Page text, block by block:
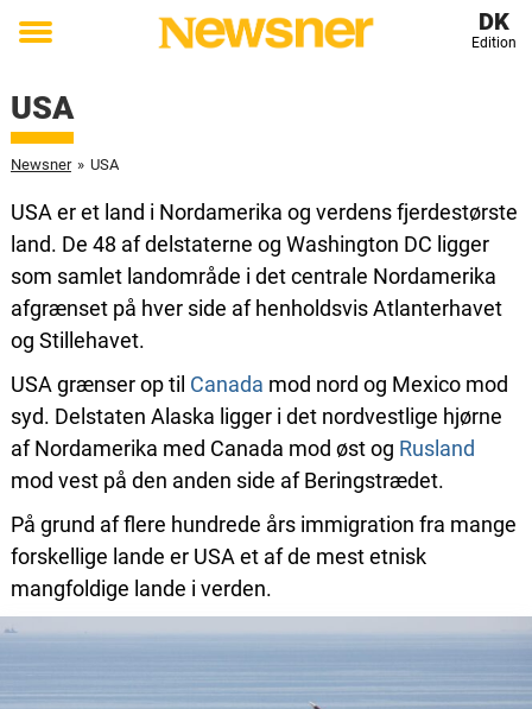
Toggle
DK
Edition
USA
Newsner » USA
USA er et land i Nordamerika og verdens fjerdestørste
land. De 48 af delstaterne og Washington DC ligger
som samlet landområde i det centrale Nordamerika
afgrænset på hver side af henholdsvis Atlanterhavet
og Stillehavet.
USA grænser op til Canada mod nord og Mexico mod
syd. Delstaten Alaska ligger i det nordvestlige hjørne
af Nordamerika med Canada mod øst og Rusland
mod vest på den anden side af Beringstrædet.
På grund af flere hundrede års immigration fra mange
forskellige lande er USA et af de mest etnisk
mangfoldige lande i verden.